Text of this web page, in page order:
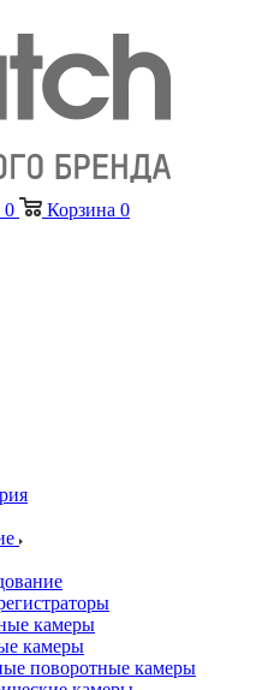
0 Корзина 0
камеры
камеры
поворотные камеры